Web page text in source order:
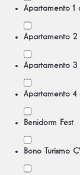
Apartamento 1
Apartamento 2
Apartamento 3
Apartamento 4
Benidorm Fest
Bono Turismo